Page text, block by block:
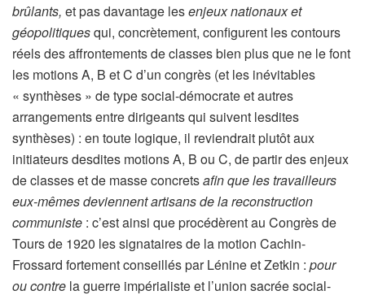
brûlants, et pas davantage lesenjeux nationaux et
géopolitiquesqui, concrètement, configurent les contours
réels des affrontements de classes bien plus que ne le font
les motions A, B et C d’un congrès (et les inévitables
« synthèses » de type social-démocrate et autres
arrangements entre dirigeants qui suivent lesdites
synthèses) : en toute logique, il reviendrait plutôt aux
initiateurs desdites motions A, B ou C, de partir des enjeux
de classes et de masse concretsafin que les travailleurs
eux-mêmes deviennent artisans de la reconstruction
communiste : c’est ainsi que procédèrent au Congrès de
Tours de 1920 les signataires de la motion Cachin-
Frossard fortement conseillés par Lénine et Zetkin : pour
ou contre la guerre impérialiste et l’union sacrée social-